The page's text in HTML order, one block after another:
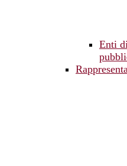
Enti